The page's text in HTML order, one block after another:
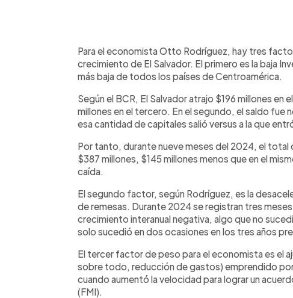
Para el economista Otto Rodríguez, hay tres
crecimiento de El Salvador. El primero es la baja
más baja de todos los países de Centroamérica.
Según el BCR, El Salvador atrajo $196 millones
millones en el tercero. En el segundo, el saldo
esa cantidad de capitales salió versus a la que
Por tanto, durante nueve meses del 2024, el total
$387 millones, $145 millones menos que en el
caída.
El segundo factor, según Rodríguez, es la
de remesas. Durante 2024 se registran tres
crecimiento interanual negativa, algo que no
solo sucedió en dos ocasiones en los tres años
El tercer factor de peso para el economista es el
sobre todo, reducción de gastos) emprendido
cuando aumentó la velocidad para lograr un
(FMI).